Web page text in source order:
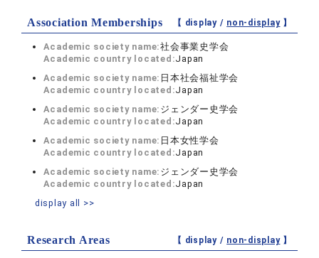
Association Memberships 【 display / non-display】
Academic society name:社会事業史学会
Academic country located:Japan
Academic society name: 日本社会福祉学会
Academic country located:Japan
Academic society name: ジェンダー史学会
Academic country located:Japan
Academic society name: 日本女性学会
Academic country located:Japan
Academic society name: ジェンダー史学会
Academic country located:Japan
display all >>
Research Areas 【 display / non-display】